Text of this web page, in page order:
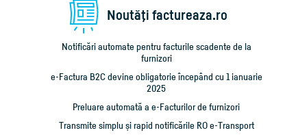
Noutăţi factureaza.ro
Notificări automate pentru facturile scadente de la
furnizori
e-Factura B2C devine obligatorie începând cu 1 ianuarie
2025
Preluare automată a e-Facturilor de furnizori
Transmite simplu și rapid notificările RO e-Transport